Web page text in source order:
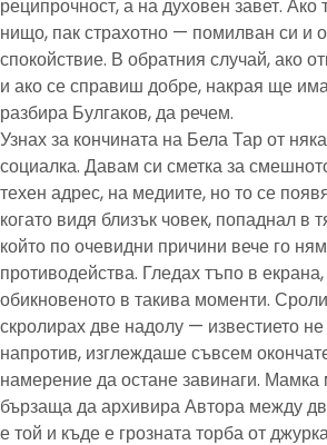
реципрочност, а на духовен завет. Ако
нищо, пак страхотно — помилван си и
спокойствие. В обратния случай, ако
и ако се справиш добре, накрая ще
разбира Булгаков, да речем.
Узнах за кончината на Бела Тар от
социалка. Давам си сметка за
техен адрес, на медиите, но то се
когато видя близък човек, попаднал в
който по очевидни причини вече го
противодейства. Гледах тъпо в екрана,
обикновеното в такива моменти.
скролирах две надолу — известието
напротив, изглеждаше съвсем
намерение да остане завинаги. Мамка
бързаща да архивира Автора между
е той и къде е грозната торба от